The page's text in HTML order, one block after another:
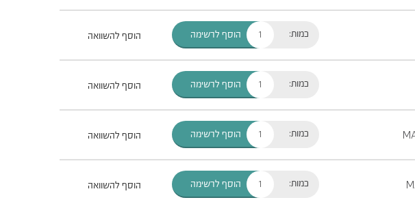
כמות: הוסף לרשימה הוסף להשוואה
כמות: הוסף לרשימה הוסף להשוואה
כמות: הוסף לרשימה הוסף להשוואה
כמות: הוסף לרשימה הוסף להשוואה